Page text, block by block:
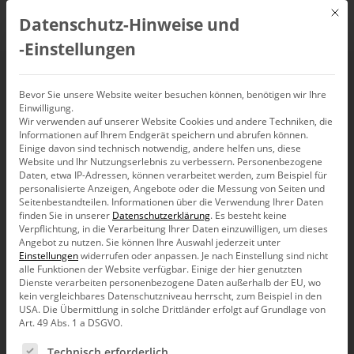
Industriereporting
Bissantz denkt nach
Mit
Datenschutz-Hinweise und
‑Einstellungen
Bevor Sie unsere Website weiter besuchen können, benötigen wir Ihre
Einwilligung.
Wir verwenden auf unserer Website Cookies und andere Techniken, die
Informationen auf Ihrem Endgerät speichern und abrufen können.
Einige davon sind technisch notwendig, andere helfen uns, diese
Website und Ihr Nutzungserlebnis zu verbessern. Personenbezogene
Daten, etwa IP-Adressen, können verarbeitet werden, zum Beispiel für
personalisierte Anzeigen, Angebote oder die Messung von Seiten und
Seitenbestandteilen. Informationen über die Verwendung Ihrer Daten
finden Sie in unserer Datenschutzerklärung. Es besteht keine
Verpflichtung, in die Verarbeitung Ihrer Daten einzuwilligen, um dieses
Angebot zu nutzen.Sie können Ihre Auswahl jederzeit unter
Einstellungenwiderrufen oder anpassen. Je nach Einstellung sind nicht
alle Funktionen der Website verfügbar. Einige der hier genutzten
Dienste verarbeiten personenbezogene Daten außerhalb der EU, wo
kein vergleichbares Datenschutzniveau herrscht, zum Beispiel in den
USA. Die Übermittlung in solche Drittländer erfolgt auf Grundlage von
Art. 49 Abs. 1 a DSGVO.
Es folgt eine Liste der Service-Gruppen, für die eine